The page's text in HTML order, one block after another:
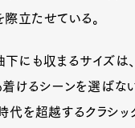
際立たせている。
にも収まるサイズは
着けるシーンを選ばな
代を超越するクラシッ